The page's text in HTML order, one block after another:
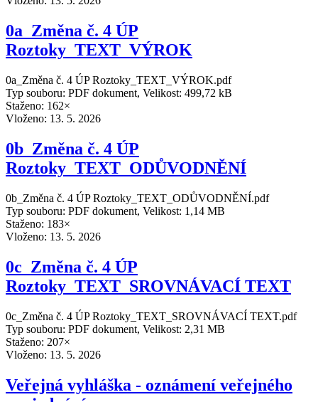
0a_Změna č. 4 ÚP
Roztoky_TEXT_VÝROK
0a_Změna č. 4 ÚP Roztoky_TEXT_VÝROK.pdf
Typ souboru: PDF dokument, Velikost: 499,72 kB
Staženo: 162×
Vloženo: 13. 5. 2026
0b_Změna č. 4 ÚP
Roztoky_TEXT_ODŮVODNĚNÍ
0b_Změna č. 4 ÚP Roztoky_TEXT_ODŮVODNĚNÍ.pdf
Typ souboru: PDF dokument, Velikost: 1,14 MB
Staženo: 183×
Vloženo: 13. 5. 2026
0c_Změna č. 4 ÚP
Roztoky_TEXT_SROVNÁVACÍ TEXT
0c_Změna č. 4 ÚP Roztoky_TEXT_SROVNÁVACÍ TEXT.pdf
Typ souboru: PDF dokument, Velikost: 2,31 MB
Staženo: 207×
Vloženo: 13. 5. 2026
Veřejná vyhláška - oznámení veřejného